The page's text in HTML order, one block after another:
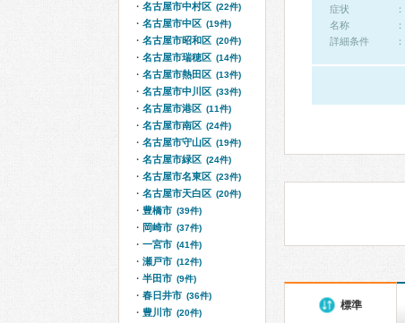
症状
名称
詳細条件
標準
名古屋市中村区 (22件)
名古屋市中区 (19件)
名古屋市昭和区 (20件)
名古屋市瑞穂区 (14件)
名古屋市熱田区 (13件)
名古屋市中川区 (33件)
名古屋市港区 (11件)
名古屋市南区 (24件)
名古屋市守山区 (19件)
名古屋市緑区 (24件)
名古屋市名東区 (23件)
名古屋市天白区 (20件)
豊橋市 (39件)
岡崎市 (37件)
一宮市 (41件)
瀬戸市 (12件)
半田市 (9件)
春日井市 (36件)
豊川市 (20件)